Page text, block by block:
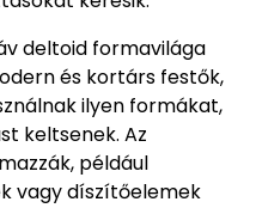
deltoid formavilága
és kortárs festők,
ilyen formákat,
keltsenek. Az
például
vagy díszítőelemek